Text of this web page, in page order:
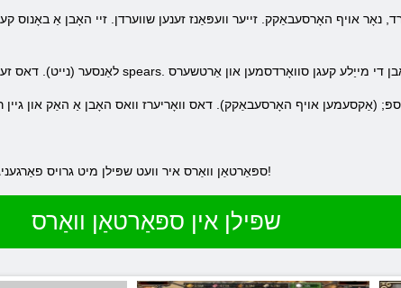
ספּאַרטאַן וואַרס איר וועט שפּילן מיט גרויס פאַרגעניגן. ספּאַרטאַן וואַרס אָנליין & נדאַש; דאס שפּיל איז פֿאַר איר!
שפּילן אין ספּאַרטאַן וואַרס